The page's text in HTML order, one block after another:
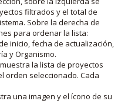
filtrados y el total de
Sobre la derecha de
para ordenar la lista:
inicio, fecha de actualización,
y Organismo.
la lista de proyectos
orden seleccionado. Cada
una imagen y el ícono de su